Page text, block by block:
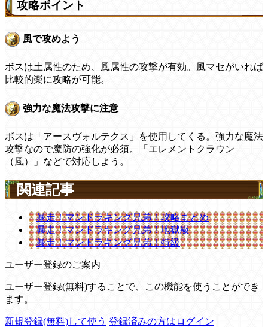
攻略ポイント
風で攻めよう
ボスは土属性のため、風属性の攻撃が有効。風マセがいれば
比較的楽に攻略が可能。
強力な魔法攻撃に注意
ボスは「アースヴォルテクス」を使用してくる。強力な魔法
攻撃なので魔防の強化が必須。「エレメントクラウン
（風）」などで対応しよう。
関連記事
暴走！マンドラキング兄弟！攻略まとめ
暴走！マンドラキング兄弟！地獄級
暴走！マンドラキング兄弟！特級
ユーザー登録のご案内
ユーザー登録(無料)することで、この機能を使うことができ
ます。
新規登録(無料)して使う 登録済みの方はログイン